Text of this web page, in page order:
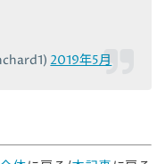
2019年5月